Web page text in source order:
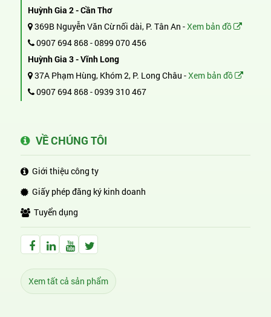
Huỳnh Gia 2 - Cần Thơ
369B Nguyễn Văn Cừ nối dài, P. Tân An -Xem bản đồ
0907 694 868 -0899 070 456
Huỳnh Gia 3 - Vĩnh Long
37A Phạm Hùng, Khóm 2, P. Long Châu -Xem bản đồ
0907 694 868 -0939 310 467
VỀ CHÚNG TÔI
Giới thiệu công ty
Giấy phép đăng ký kinh doanh
Tuyển dụng
Facebook Huỳnh Gia Alpha
LinkedIn Huỳnh Gia Alpha
YouTube Huỳnh Gia Alpha
Twitter Huỳnh Gia Alpha
Xem tất cả sản phẩm